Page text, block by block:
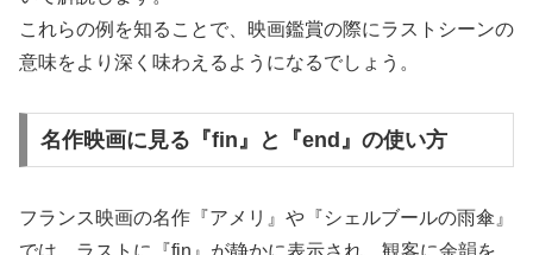
これらの例を知ることで、映画鑑賞の際にラストシーンの
意味をより深く味わえるようになるでしょう。
名作映画に見る『fin』と『end』の使い方
フランス映画の名作『アメリ』や『シェルブールの雨傘』